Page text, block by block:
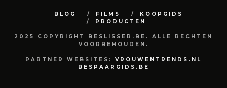
BLOG FILMS
KOOPGIDS
PRODUCTEN
2025 COPYRIGHT BESLISSER.BE. ALLE RECHTEN
VOORBEHOUDEN.
PARTNER WEBSITES: VROUWENTRENDS.NL
BESPAARGIDS.BE